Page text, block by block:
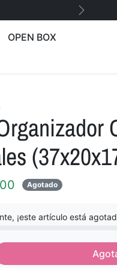
Siguiente
OPEN BOX
oferta
Agotado
¡este artículo está